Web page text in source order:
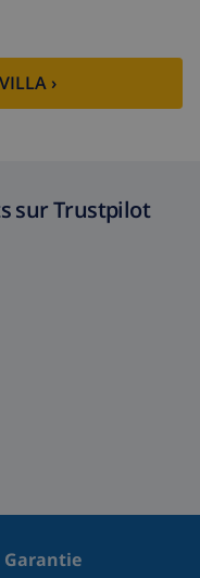
›
sur Trustpilot